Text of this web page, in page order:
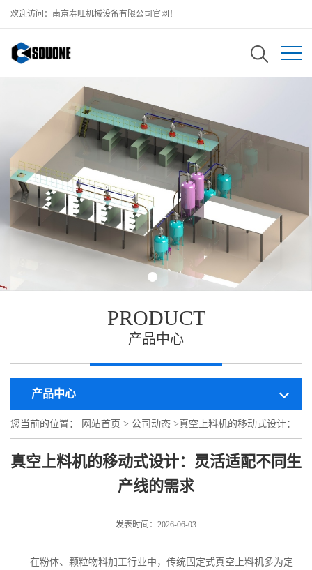
欢迎访问：南京寿旺机械设备有限公司官网！
PRODUCT
产品中心
产品中心
您当前的位置： 网站首页 > 公司动态 >真空上料机的移动式设计：
灵活适配不同生产线的需求
真空上料机的移动式设计：灵活适配不同生
产线的需求
发表时间：2026-06-03
在粉体、颗粒物料加工行业中，传统固定式真空上料机多为定